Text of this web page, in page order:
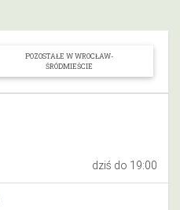
POZOSTAŁE W WROCŁAW-
ŚRÓDMIEŚCIE
dziś do 19:00